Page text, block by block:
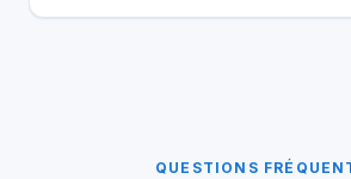
QUESTIONS